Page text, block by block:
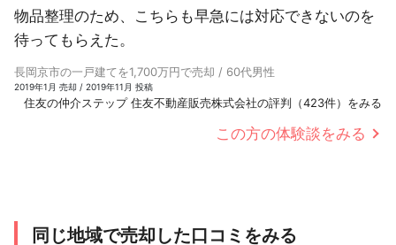
物品整理のため、こちらも早急には対応できないのを
待ってもらえた。
長岡京市の一戸建てを1,700万円で売却 / 60代男性
2019年1月 売却 / 2019年11月 投稿
住友の仲介ステップ 住友不動産販売株式会社の評判（423件）をみる
この方の体験談をみる
同じ地域で売却した口コミをみる